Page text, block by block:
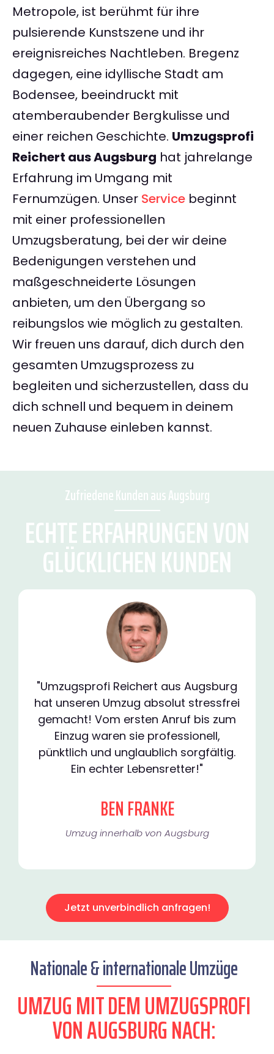
Metropole, ist berühmt für ihre
pulsierende Kunstszene und ihr
ereignisreiches Nachtleben. Bregenz
dagegen, eine idyllische Stadt am
Bodensee, beeindruckt mit
atemberaubender Bergkulisse und
einer reichen Geschichte. Umzugsprofi
Reichert aus Augsburg hat jahrelange
Erfahrung im Umgang mit
Fernumzügen. Unser Service beginnt
mit einer professionellen
Umzugsberatung, bei der wir deine
Bedenigungen verstehen und
maßgeschneiderte Lösungen
anbieten, um den Übergang so
reibungslos wie möglich zu gestalten.
Wir freuen uns darauf, dich durch den
gesamten Umzugsprozess zu
begleiten und sicherzustellen, dass du
dich schnell und bequem in deinem
neuen Zuhause einleben kannst.
Zufriedene Kunden aus Augsburg
ECHTE ERFAHRUNGEN VON
GLÜCKLICHEN KUNDEN
"Umzugsprofi Reichert aus Augsburg
hat unseren Umzug absolut stressfrei
gemacht! Vom ersten Anruf bis zum
Einzug waren sie professionell,
pünktlich und unglaublich sorgfältig.
Ein echter Lebensretter!"
BEN FRANKE
Umzug innerhalb von Augsburg​
Jetzt unverbindlich anfragen!
Nationale & internationale Umzüge
UMZUG MIT DEM UMZUGSPROFI
VON AUGSBURG NACH: